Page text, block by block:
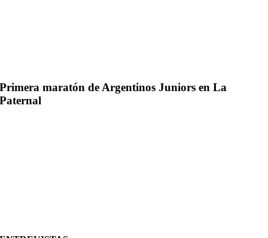
Primera maratón de Argentinos Juniors en La
Paternal